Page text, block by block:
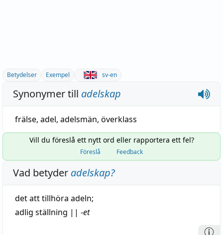
Betydelser Exempel sv-en
Synonymer till adelskap
frälse, adel, adelsmän, överklass
Vill du föreslå ett nytt ord eller rapportera ett fel?
Föreslå Feedback
Vad betyder adelskap?
det atttillhöra adeln;
adlig ställning || -et